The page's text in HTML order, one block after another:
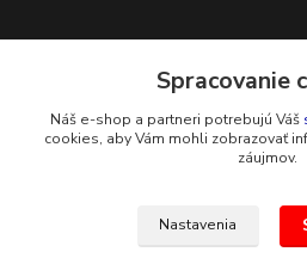
+421 948 229 224
Spracovanie
Náš e-shop a partneri potrebujú Váš
cookies, aby Vám mohli zobrazovať
záujmov.
Nastavenia